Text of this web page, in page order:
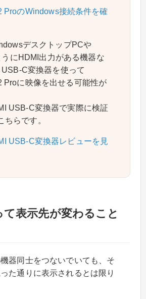
ProのWindows接続条件を確
デスクトップPCや
にHDMI出力がある機器な
C変換器を使って
Proに映像を出せる可能性が
USB-C変換器で実際に検証
ちらです。
USB-C変換器レビューを見
表示先が変わること
器同士をつないでいても、そ
た通りに表示されるとは限り